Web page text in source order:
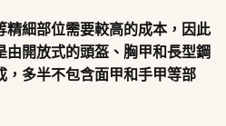
細部位需要較高的成本，因此
開放式的頭盔、胸甲和長型鋼
多半不包含面甲和手甲等部